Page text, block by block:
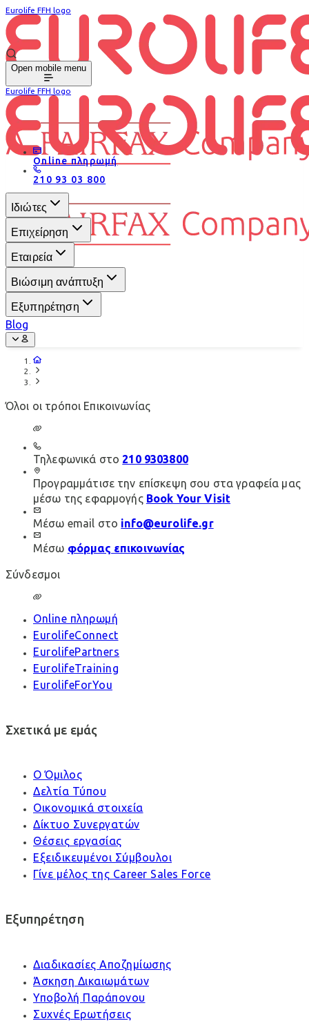
Eurolife FFH logo
Open mobile menu
Eurolife FFH logo
Online πληρωμή
210 93 03 800
Ιδιώτες
Επιχείρηση
Εταιρεία
Βιώσιμη ανάπτυξη
Εξυπηρέτηση
Blog
Όλοι οι τρόποι Επικοινωνίας
Τηλεφωνικά στο 210 9303800
Προγραμμάτισε την επίσκεψη σου στα γραφεία μας
μέσω της εφαρμογής Book Your Visit
Μέσω email στο info@eurolife.gr
Μέσω φόρμας επικοινωνίας
Σύνδεσμοι
Online πληρωμή
EurolifeConnect
EurolifePartners
EurolifeTraining
EurolifeForYou
Σχετικά με εμάς
Ο Όμιλος
Δελτία Τύπου
Οικονομικά στοιχεία
Δίκτυο Συνεργατών
Θέσεις εργασίας
Εξειδικευμένοι Σύμβουλοι
Γίνε μέλος της Career Sales Force
Εξυπηρέτηση
Διαδικασίες Αποζημίωσης
Άσκηση Δικαιωμάτων
Υποβολή Παράπονου
Συχνές Ερωτήσεις